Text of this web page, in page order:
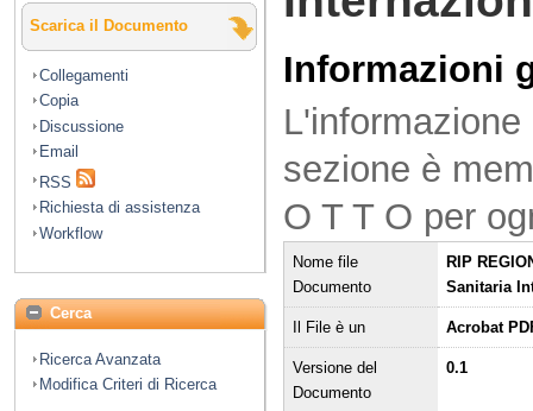
Scarica il Documento
Collegamenti
Copia
Discussione
Email
RSS
Richiesta di assistenza
Workflow
Cerca
Ricerca Avanzata
Modifica Criteri di Ricerca
Informazioni
sezione è
O T T O per
Nome file
Documento
RIP
Sanitaria
Il File è un Acrobat
Versione del
Documento
0.1